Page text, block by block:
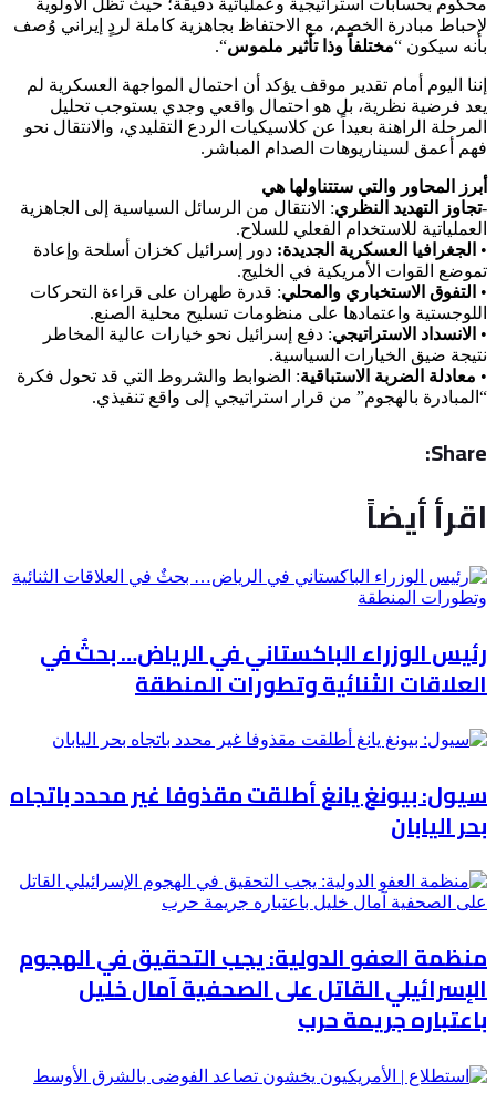
محكوم بحسابات استراتيجية وعملياتية دقيقة؛ حيث تظل الأولوية
لإحباط مبادرة الخصم، مع الاحتفاظ بجاهزية كاملة لردٍ إيراني وُصف
بأنه سيكون “مختلفاً وذا تأثير ملموس“.
‏إننا اليوم أمام تقدير موقف يؤكد أن احتمال المواجهة العسكرية لم
يعد فرضية نظرية، بل هو احتمال واقعي وجدي يستوجب تحليل
المرحلة الراهنة بعيداً عن كلاسيكيات الردع التقليدي، والانتقال نحو
فهم أعمق لسيناريوهات الصدام المباشر.
‏أبرز المحاور والتي ستتناولها هي
‏-تجاوز التهديد النظري: الانتقال من الرسائل السياسية إلى الجاهزية
العملياتية للاستخدام الفعلي للسلاح.
‏• الجغرافيا العسكرية الجديدة: دور إسرائيل كخزان أسلحة وإعادة
تموضع القوات الأمريكية في الخليج.
‏• التفوق الاستخباري والمحلي: قدرة طهران على قراءة التحركات
اللوجستية واعتمادها على منظومات تسليح محلية الصنع.
‏• الانسداد الاستراتيجي: دفع إسرائيل نحو خيارات عالية المخاطر
نتيجة ضيق الخيارات السياسية.
‏• معادلة الضربة الاستباقية: الضوابط والشروط التي قد تحول فكرة
“المبادرة بالهجوم” من قرار استراتيجي إلى واقع تنفيذي.
Share:
اقرأ أيضاً
رئيس الوزراء الباكستاني في الرياض… بحثٌ في
العلاقات الثنائية وتطورات المنطقة
سيول: بيونغ يانغ أطلقت مقذوفا غير محدد باتجاه
بحر اليابان
منظمة العفو الدولية: يجب التحقيق في الهجوم
الإسرائيلي القاتل على الصحفية آمال خليل
باعتباره جريمة حرب